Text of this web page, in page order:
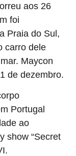
aos 26
foi
Praia do Sul,
carro dele
Maycon
de dezembro.
Portugal
ao
show “Secret